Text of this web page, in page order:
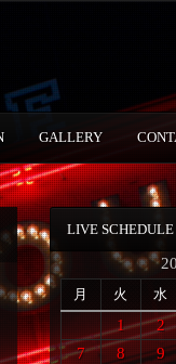
GALLERY
LIVE SCHEDULE
月 火 水
1 2
7
8 9